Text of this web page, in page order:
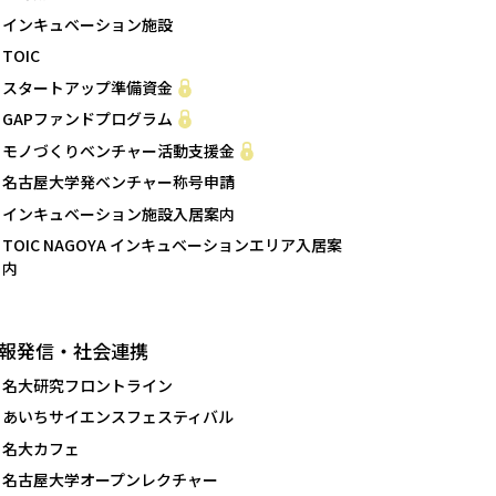
インキュベーション施設
TOIC
スタートアップ準備資金
GAPファンドプログラム
モノづくりベンチャー活動支援金
名古屋大学発ベンチャー称号申請
インキュベーション施設入居案内
TOIC NAGOYA インキュベーションエリア入居案
内
発信・社会連携
名大研究フロントライン
あいちサイエンスフェスティバル
名大カフェ
名古屋大学オープンレクチャー